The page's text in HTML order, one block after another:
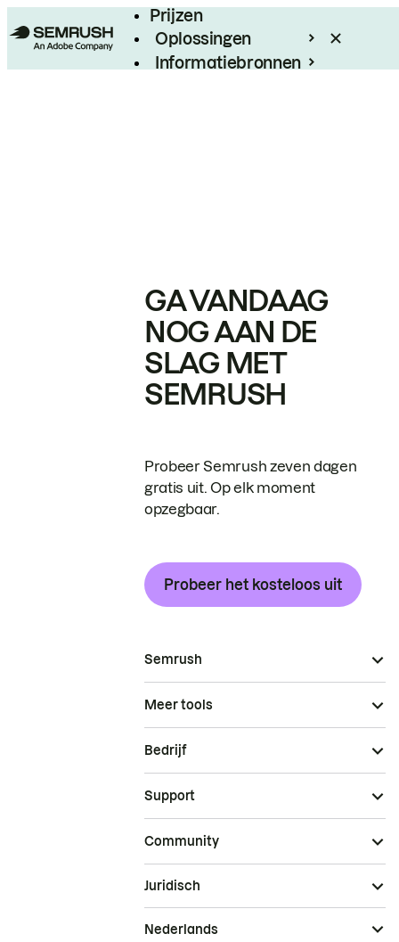
Prijzen
Oplossingen
Informatiebronnen
GA VANDAAG
NOG AAN DE
SLAG MET
SEMRUSH
Probeer Semrush zeven dagen
gratis uit. Op elk moment
opzegbaar.
Probeer het kosteloos uit
Semrush
Meer tools
Bedrijf
Support
Community
Juridisch
Nederlands